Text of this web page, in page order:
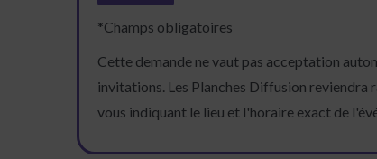
*Champs obligatoires
Cette demande ne vaut pas acceptation
invitations. Les Planches Diffusion reviendra
vous indiquant le lieu et l'horaire exact de